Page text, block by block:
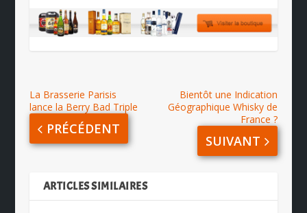
La Brasserie Parisis
lance la Berry Bad Triple
PRÉCÉDENT
Bientôt une Indication
Géographique Whisky de
France ?
SUIVANT
ARTICLES SIMILAIRES